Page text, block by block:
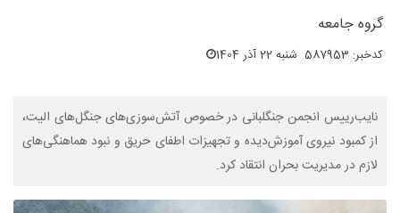
گروه جامعه
کدخبر: 587953 شنبه 22 آذر 1404
نایب‌رییس انجمن جنگلبانی در خصوص آتش‌سوزی‌های جنگل‌های الیت،
از کمبود نیروی آموزش‌دیده و تجهیزات اطفای حریق و نبود هماهنگی‌های
لازم در مدیریت بحران انتقاد کرد.